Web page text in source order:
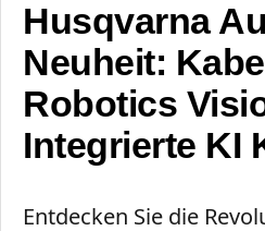
Husqvarna
Neuheit:
Robotics
Integrierte KI
Entdecken Sie die